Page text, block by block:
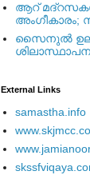
ആറ്
അംഗീകാരം;
സൈനുല്‍ ഉലമാ
External ‎Links
samastha.info